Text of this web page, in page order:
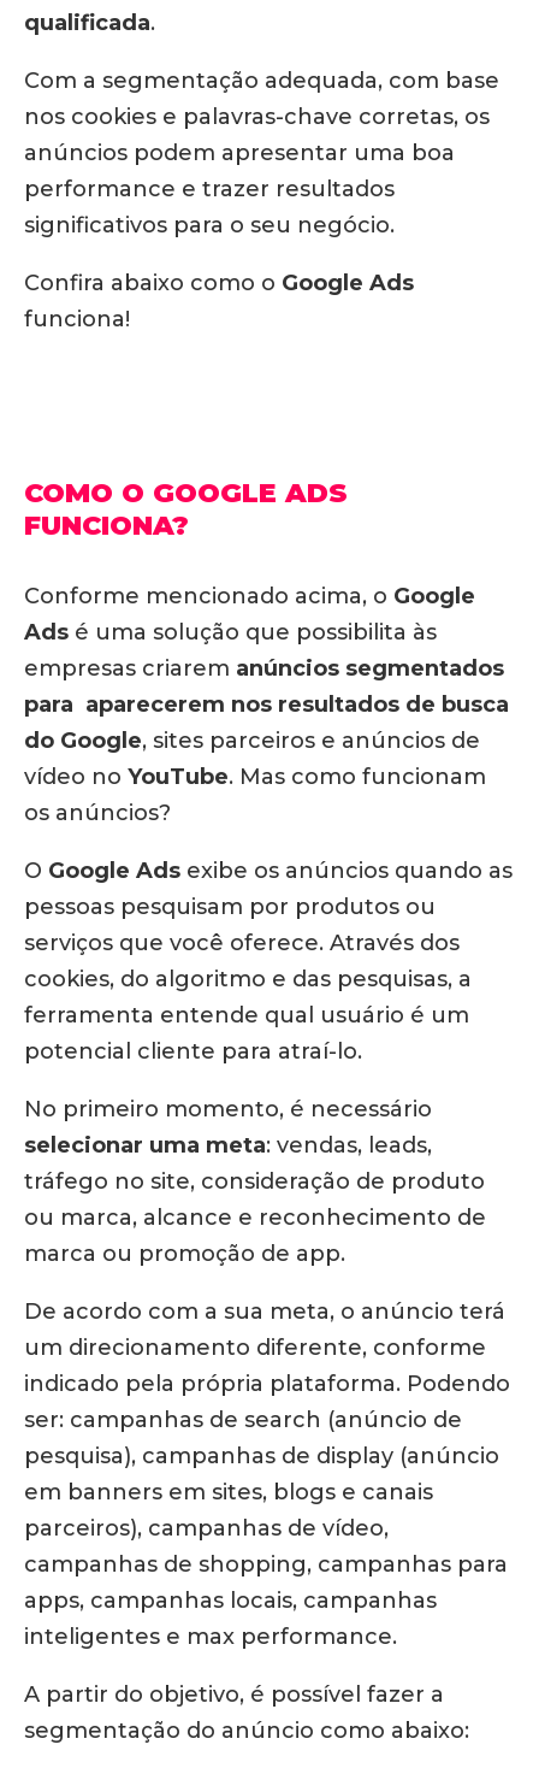
qualificada.
Com a segmentação adequada, com base
nos cookies e palavras-chave corretas, os
anúncios podem apresentar uma boa
performance e trazer resultados
significativos para o seu negócio.
Confira abaixo como o Google Ads
funciona!
COMO O GOOGLE ADS
FUNCIONA?
Conforme mencionado acima, o Google
Ads é uma solução que possibilita às
empresas criarem anúncios segmentados
para aparecerem nos resultados de busca
do Google, sites parceiros e anúncios de
vídeo no YouTube. Mas como funcionam
os anúncios?
O Google Ads exibe os anúncios quando as
pessoas pesquisam por produtos ou
serviços que você oferece. Através dos
cookies, do algoritmo e das pesquisas, a
ferramenta entende qual usuário é um
potencial cliente para atraí-lo.
No primeiro momento, é necessário
selecionar uma meta: vendas, leads,
tráfego no site, consideração de produto
ou marca, alcance e reconhecimento de
marca ou promoção de app.
De acordo com a sua meta, o anúncio terá
um direcionamento diferente, conforme
indicado pela própria plataforma. Podendo
ser: campanhas de search (anúncio de
pesquisa), campanhas de display (anúncio
em banners em sites, blogs e canais
parceiros), campanhas de vídeo,
campanhas de shopping, campanhas para
apps, campanhas locais, campanhas
inteligentes e max performance.
A partir do objetivo, é possível fazer a
segmentação do anúncio como abaixo: